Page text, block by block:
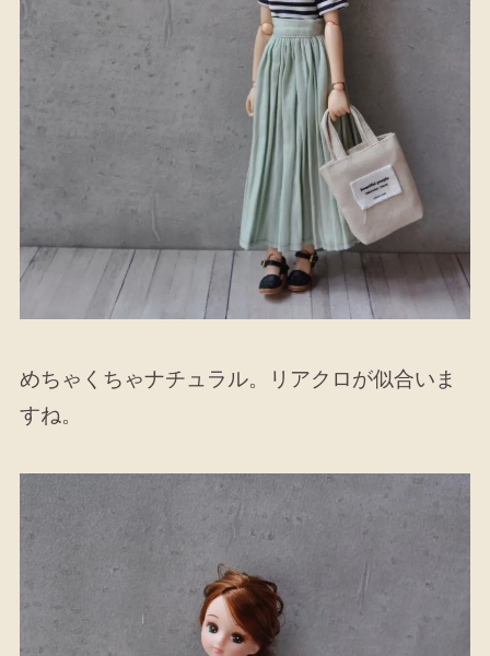
めちゃくちゃナチュラル。リアクロが似合いま
すね。